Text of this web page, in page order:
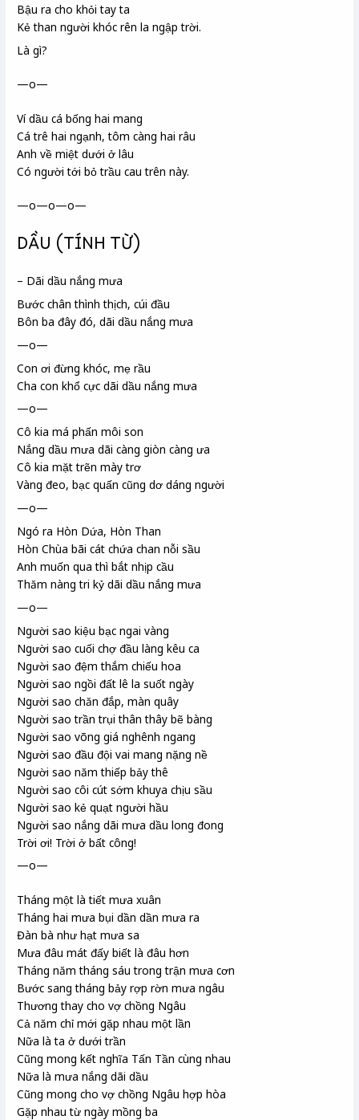
Bậu ra cho khỏi tay ta
Kẻ than người khóc rên la ngập trời.
Là gì?
—o—
Ví dầu cá bống hai mang
Cá trê hai ngạnh, tôm càng hai râu
Anh về miệt dưới ở lâu
Có người tới bỏ trầu cau trên này.
—o—o—o—
DẦU (TÍNH TỪ)
– Dãi dầu nắng mưa
Bước chân thình thịch, cúi đầu
Bôn ba đây đó, dãi dầu nắng mưa
—o—
Con ơi đừng khóc, mẹ rầu
Cha con khổ cực dãi dầu nắng mưa
—o—
Cô kia má phấn môi son
Nắng dầu mưa dãi càng giòn càng ưa
Cô kia mặt trẽn mày trơ
Vàng đeo, bạc quấn cũng dơ dáng người
—o—
Ngó ra Hòn Dứa, Hòn Than
Hòn Chùa bãi cát chứa chan nỗi sầu
Anh muốn qua thì bắt nhịp cầu
Thăm nàng tri kỷ dãi dầu nắng mưa
—o—
Người sao kiệu bạc ngai vàng
Người sao cuối chợ đầu làng kêu ca
Người sao đệm thắm chiếu hoa
Người sao ngồi đất lê la suốt ngày
Người sao chăn đắp, màn quây
Người sao trần trụi thân thây bẽ bàng
Người sao võng giá nghênh ngang
Người sao đầu đội vai mang nặng nề
Người sao năm thiếp bảy thê
Người sao côi cút sớm khuya chịu sầu
Người sao kẻ quạt người hầu
Người sao nắng dãi mưa dầu long đong
Trời ơi! Trời ở bất công!
—o—
Tháng một là tiết mưa xuân
Tháng hai mưa bụi dần dần mưa ra
Đàn bà như hạt mưa sa
Mưa đâu mát đấy biết là đâu hơn
Tháng năm tháng sáu trong trận mưa cơn
Bước sang tháng bảy rợp rờn mưa ngâu
Thương thay cho vợ chồng Ngâu
Cả năm chỉ mới gặp nhau một lần
Nữa là ta ở dưới trần
Cũng mong kết nghĩa Tấn Tần cùng nhau
Nữa là mưa nắng dãi dầu
Cũng mong cho vợ chồng Ngâu hợp hòa
Gặp nhau từ ngày mồng ba